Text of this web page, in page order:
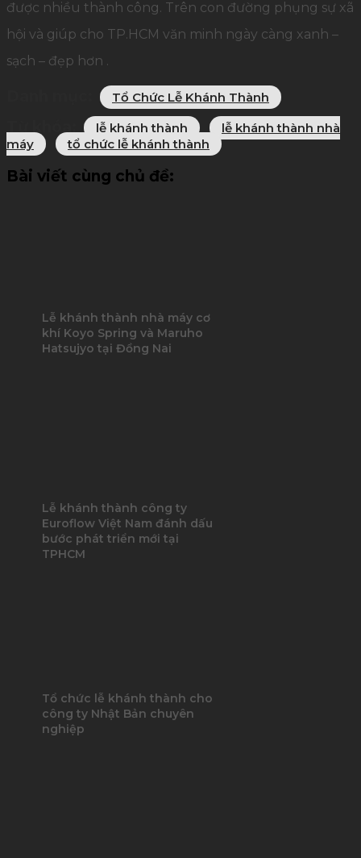
được nhiều thành công. Trên con đường phụng sự xã
hội và giúp cho TP.HCM văn minh ngày càng xanh –
sạch – đẹp hơn .
Tổ Chức Lễ Khánh Thành
lễ khánh thành
lễ khánh thành nhà
máy
tổ chức lễ khánh thành
Bài viết cùng chủ đề:
Lễ khánh thành nhà máy cơ
khí Koyo Spring và Maruho
Hatsujyo tại Đồng Nai
Lễ khánh thành công ty
Euroflow Việt Nam đánh dấu
bước phát triển mới tại
TPHCM
Tổ chức lễ khánh thành cho
công ty Nhật Bản chuyên
nghiệp